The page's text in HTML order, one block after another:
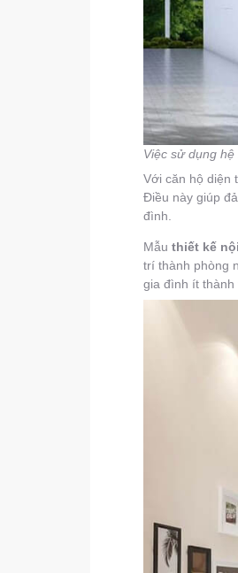
Việc sử dụng
Với căn hộ diện
Điều này giúp
đình.
Mẫu thiết kế
trí thành phòng
gia đình ít thành